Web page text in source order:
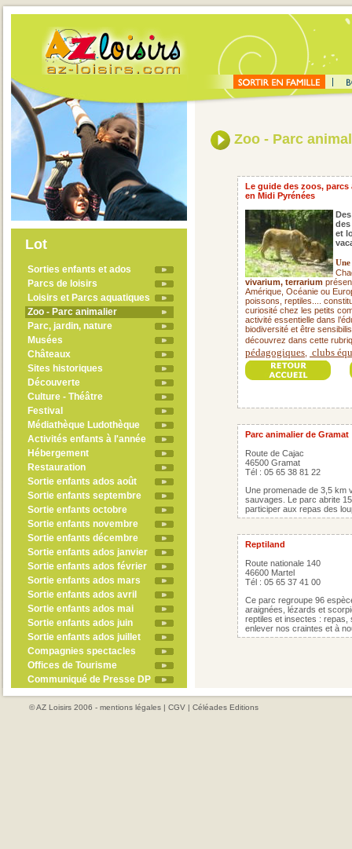
Lot
Sorties enfants et ados
Parcs de loisirs
Loisirs et Parcs aquatiques
Zoo - Parc animalier
Parc, jardin, nature
Musées
Châteaux
Sites historiques
Découverte
Culture - Théâtre
Festival
Médiathèque Ludothèque
Activités enfants à l'année
Hébergement
Restauration
Sortie enfants ados août
Sortie enfants septembre
Sortie enfants octobre
Sortie enfants novembre
Sortie enfants décembre
Sortie enfants ados janvier
Sortie enfants ados février
Sortie enfants ados mars
Sortie enfants ados avril
Sortie enfants ados mai
Sortie enfants ados juin
Sortie enfants ados juillet
Compagnies spectacles
Offices de Tourisme
Communiqué de Presse DP
Zoo - Parc
Le guide des zoos,
en Midi Pyrénées
et
vivarium, terrarium
Amérique, Océanie ou
poissons, reptiles....
curiosité chez les petits
activité essentielle dans
biodiversité et être
découvrez dans cette
pédagogiques clubs
Parc animalier de Gramat
Route de Cajac
46500 Gramat
Tél : 05 65 38 81 22
Une promenade de 3,5 km
sauvages. Le parc abrite
participer aux repas des
Reptiland
Route nationale 140
46600 Martel
Tél : 05 65 37 41 00
Ce parc regroupe 96
araignées, lézards et
reptiles et insectes : repas,
enlever nos craintes et à
© AZ Loisirs 2006 - mentions légales | CGV | Céléades Editions